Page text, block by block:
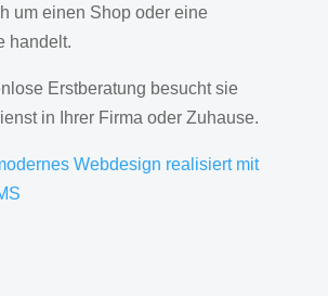
um einen Shop oder eine
handelt.
Erstberatung besucht sie
in Ihrer Firma oder Zuhause.
Webdesign realisiert mit